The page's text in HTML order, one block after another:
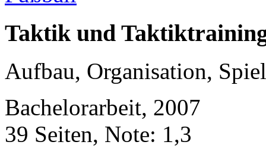
Taktik und
Aufbau, Organisation,
Bachelorarbeit, 2007
39 Seiten, Note: 1,3